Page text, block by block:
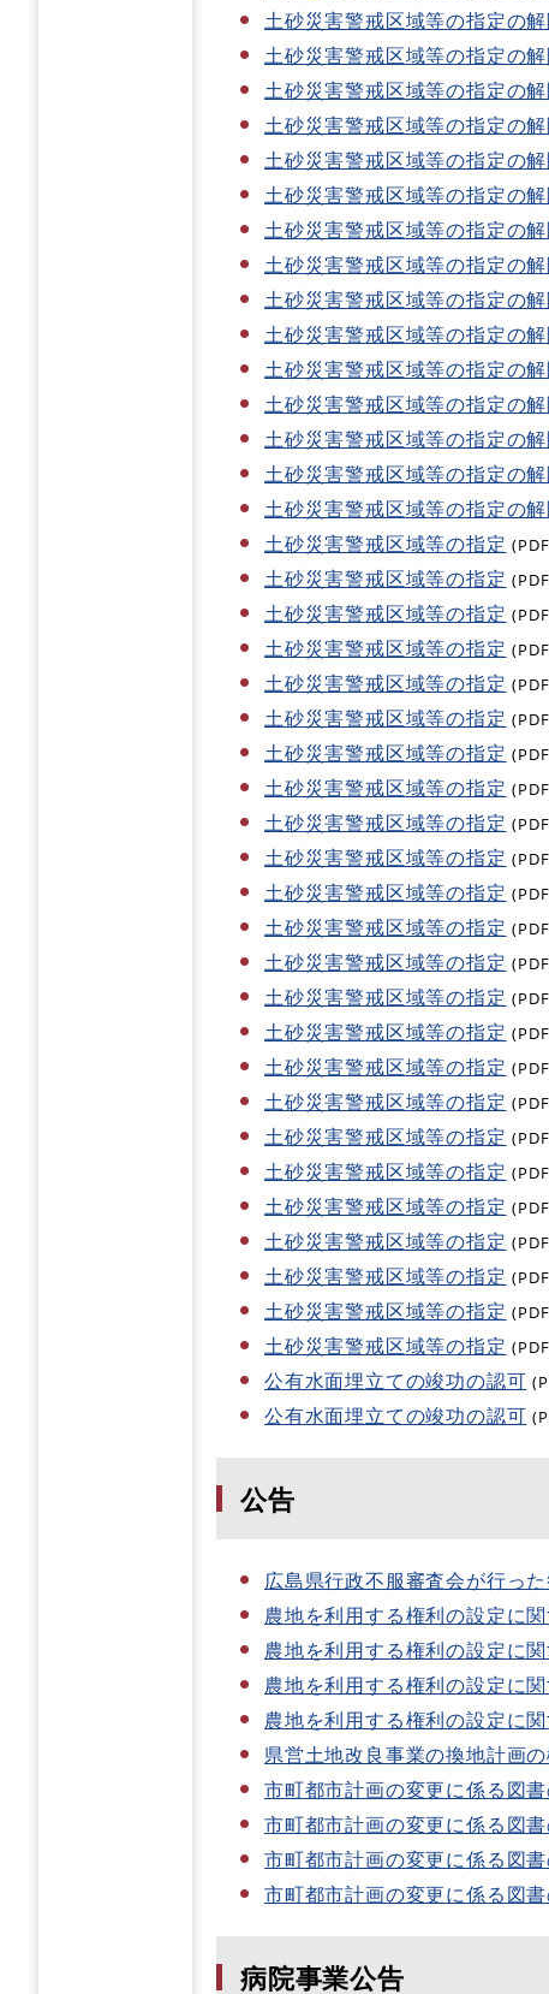
土砂災害警戒区域等の指定の
土砂災害警戒区域等の指定の
土砂災害警戒区域等の指定の
土砂災害警戒区域等の指定の
土砂災害警戒区域等の指定の
土砂災害警戒区域等の指定の
土砂災害警戒区域等の指定の
土砂災害警戒区域等の指定の
土砂災害警戒区域等の指定の
土砂災害警戒区域等の指定の
土砂災害警戒区域等の指定の
土砂災害警戒区域等の指定の
土砂災害警戒区域等の指定の
土砂災害警戒区域等の指定の
土砂災害警戒区域等の指定の
土砂災害警戒区域等の指定
土砂災害警戒区域等の指定
土砂災害警戒区域等の指定
土砂災害警戒区域等の指定
土砂災害警戒区域等の指定
土砂災害警戒区域等の指定
土砂災害警戒区域等の指定
土砂災害警戒区域等の指定
土砂災害警戒区域等の指定
土砂災害警戒区域等の指定
土砂災害警戒区域等の指定
土砂災害警戒区域等の指定
土砂災害警戒区域等の指定
土砂災害警戒区域等の指定
土砂災害警戒区域等の指定
土砂災害警戒区域等の指定
土砂災害警戒区域等の指定
土砂災害警戒区域等の指定
土砂災害警戒区域等の指定
土砂災害警戒区域等の指定
土砂災害警戒区域等の指定
土砂災害警戒区域等の指定
土砂災害警戒区域等の指定
土砂災害警戒区域等の指定
公有水面埋立ての竣功の認可
公有水面埋立ての竣功の認可
公告
広島県行政不服審査会が行っ
農地を利用する権利の設定に
農地を利用する権利の設定に
農地を利用する権利の設定に
農地を利用する権利の設定に
県営土地改良事業の換地計画
市町都市計画の変更に係る図
市町都市計画の変更に係る図
市町都市計画の変更に係る図
市町都市計画の変更に係る図
病院事業公告